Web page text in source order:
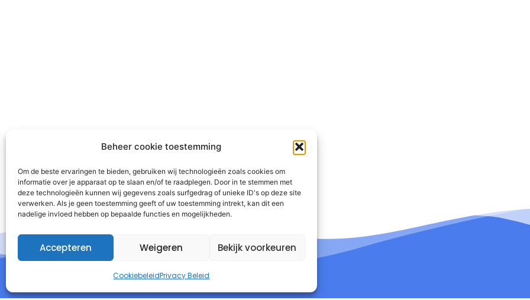
Beheer cookie toestemming
Om de beste ervaringen te bieden, gebruiken wij technologieën zoals cookies om
informatie over je apparaat op te slaan en/of te raadplegen. Door in te stemmen met
deze technologieën kunnen wij gegevens zoals surfgedrag of unieke ID's op deze site
verwerken. Als je geen toestemming geeft of uw toestemming intrekt, kan dit een
nadelige invloed hebben op bepaalde functies en mogelijkheden.
Accepteren Weigeren Bekijk voorkeuren
CookiebeleidPrivacy Beleid